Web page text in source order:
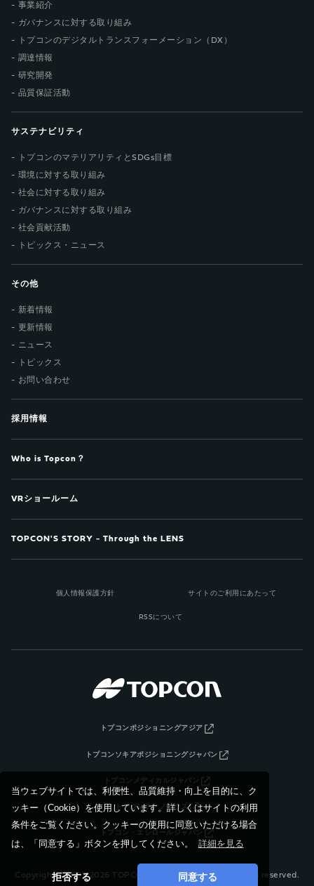
当ウェブサイトでは、利便性、品質維持・向上を目的に、ク
ッキー（Cookie）を使用しています。詳しくはサイトの利用
条件をご覧ください。クッキーの使用に同意いただける場合
は、「同意する」ボタンを押してください。
詳細を見る
拒否する 同意する
事業紹介
ガバナンスに対する取り組み
トプコンのデジタルトランスフォーメーション（DX）
調達情報
研究開発
品質保証活動
サステナビリティ
トプコンのマテリアリティとSDGs目標
環境に対する取り組み
社会に対する取り組み
ガバナンスに対する取り組み
社会貢献活動
トピックス・ニュース
その他
新着情報
更新情報
ニュース
トピックス
お問い合わせ
採用情報
Who is Topcon？
VRショールーム
TOPCON'S STORY - Through the LENS
個人情報保護方針 サイトのご利用にあたって
RSSについて
トプコンポジショニングアジア
トプコンソキアポジショニングジャパン
トプコンメディカルジャパン
トプコンテクノハウス
トプコン・エシロールジャパン
Copyright © 1997-2026 TOPCON CORPORATION, All rights reserved.